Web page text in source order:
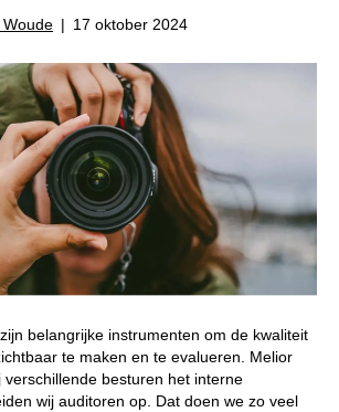
| 17 oktober 2024
belangrijke instrumenten om de kwaliteit
te maken en te evalueren. Melior
verschillende besturen het interne
wij auditoren op. Dat doen we zo veel